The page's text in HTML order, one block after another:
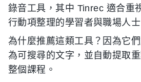
錄音工具，其中 Tinrec 適合重
行動項整理的學習者與職場人士
為什麼推薦這類工具？因為它
為可搜尋的文字，並自動提取
整個課程。